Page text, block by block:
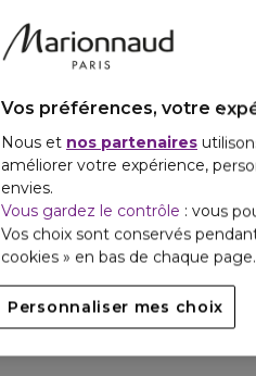
Vos préférences, votre
Nous et nos partenaires
améliorer votre expérience,
envies.
Vous gardez le contrôle : vous
Vos choix sont conservés
cookies » en bas de chaque page.
Personnaliser mes choix